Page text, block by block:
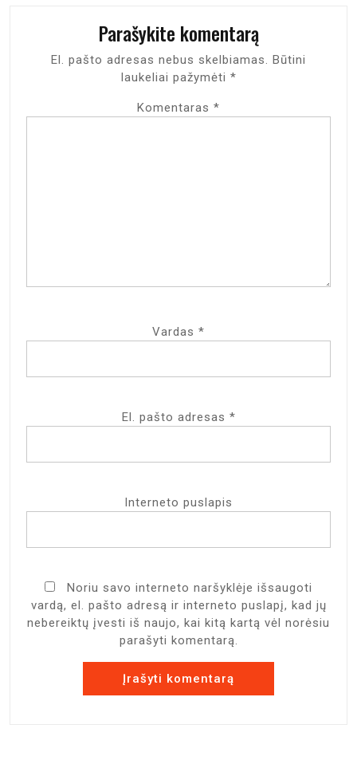
Parašykite komentarą
El. pašto adresas nebus skelbiamas. Būtini
laukeliai pažymėti *
Komentaras *
Vardas *
El. pašto adresas *
Interneto puslapis
Noriu savo interneto naršyklėje išsaugoti
vardą, el. pašto adresą ir interneto puslapį, kad jų
nebereiktų įvesti iš naujo, kai kitą kartą vėl norėsiu
parašyti komentarą.